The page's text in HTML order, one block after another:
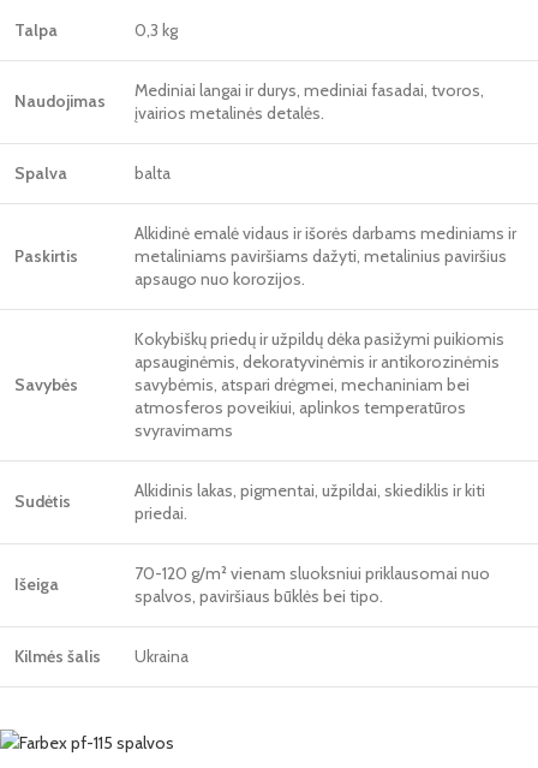
Talpa
0,3 kg
Naudojimas
Mediniai langai ir durys, mediniai fasadai, tvoros,
įvairios metalinės detalės.
Spalva balta
Paskirtis
Alkidinė emalė vidaus ir išorės darbams mediniams ir
metaliniams paviršiams dažyti, metalinius paviršius
apsaugo nuo korozijos.
Savybės
Kokybiškų priedų ir užpildų dėka pasižymi puikiomis
apsauginėmis, dekoratyvinėmis ir antikorozinėmis
savybėmis, atspari drėgmei, mechaniniam bei
atmosferos poveikiui, aplinkos temperatūros
svyravimams
Sudėtis
Alkidinis lakas, pigmentai, užpildai, skiediklis ir kiti
priedai.
Išeiga
70-120 g/m² vienam sluoksniui priklausomai nuo
spalvos, paviršiaus būklės bei tipo.
Kilmės šalis Ukraina